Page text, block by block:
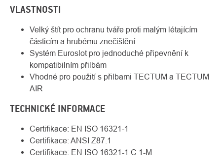
VLASTNOSTI
Velký štít pro ochranu tváře proti malým létajícím
částicím a hrubému znečištění
Systém Euroslot pro jednoduché připevnění k
kompatibilním přilbám
Vhodné pro použití s přilbami TECTUM a TECTUM
AIR
TECHNICKÉ INFORMACE
Certifikace: EN ISO 16321-1
Certifikace: ANSI Z87.1
Certifikace: EN ISO 16321-1 C 1-M